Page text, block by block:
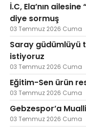
İ.C, Ela’nın
diye sormuş
03 Temmuz 2026 Cuma
Saray güdümlüyü
istiyoruz
03 Temmuz 2026 Cuma
Eğitim-Sen ürün
03 Temmuz 2026 Cuma
Gebzespor’a
03 Temmuz 2026 Cuma